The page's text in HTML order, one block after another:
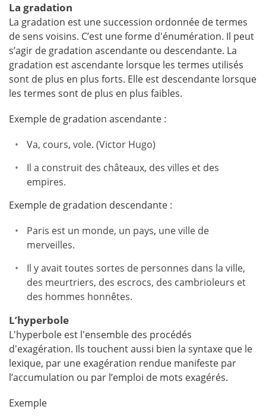
La gradation
La gradation est une succession ordonnée de termes
de sens voisins. C’est une forme d'énumération. Il peut
s’agir de gradation ascendante ou descendante. La
gradation est ascendante lorsque les termes utilisés
sont de plus en plus forts. Elle est descendante lorsque
les termes sont de plus en plus faibles.
Exemple de gradation ascendante :
Va, cours, vole. (Victor Hugo)
Il a construit des châteaux, des villes et des
empires.
Exemple de gradation descendante :
Paris est un monde, un pays, une ville de
merveilles.
Il y avait toutes sortes de personnes dans la ville,
des meurtriers, des escrocs, des cambrioleurs et
des hommes honnêtes.
L’hyperbole
L'hyperbole est l'ensemble des procédés
d'exagération. Ils touchent aussi bien la syntaxe que le
lexique, par une exagération rendue manifeste par
l’accumulation ou par l’emploi de mots exagérés.
Exemple